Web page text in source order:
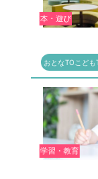
本・遊び
おとなTOこども
学習・教育